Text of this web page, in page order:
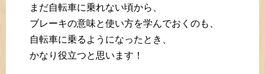
まだ自転車に乗れない頃から、
ブレーキの意味と使い方を学んでおくのも、
自転車に乗るようになったとき、
かなり役立つと思います！